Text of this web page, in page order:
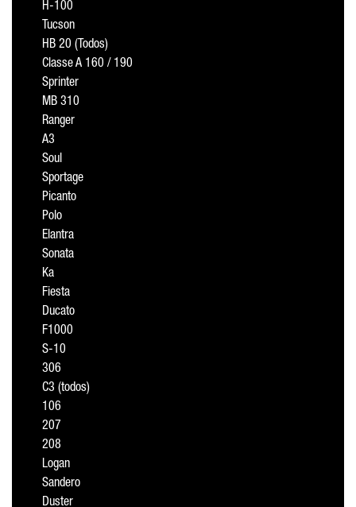
H-100
Tucson
HB 20 (Todos)
Classe A 160 / 190
Sprinter
MB 310
Ranger
A3
Soul
Sportage
Picanto
Polo
Elantra
Sonata
Ka
Fiesta
Ducato
F1000
S-10
306
C3 (todos)
106
207
208
Logan
Sandero
Duster